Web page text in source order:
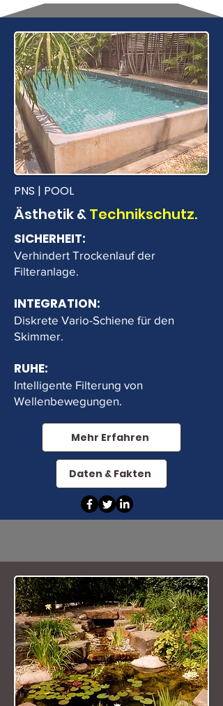
PNS | POOL
Ästhetik &Technikschutz.
SICHERHEIT:
Verhindert Trockenlauf der
Filteranlage.
INTEGRATION:
Diskrete Vario-Schiene für den
Skimmer.
RUHE:
Intelligente Filterung von
Wellenbewegungen.
Mehr Erfahren
Daten & Fakten